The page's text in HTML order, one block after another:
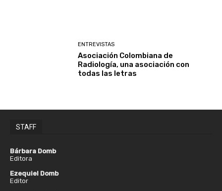
ENTREVISTAS
Asociación Colombiana de
Radiología, una asociación con
todas las letras
STAFF
Bárbara Domb
Editora
Ezequiel Domb
Editor